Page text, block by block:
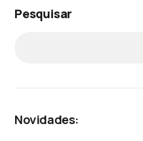
Pesquisar
Novidades: